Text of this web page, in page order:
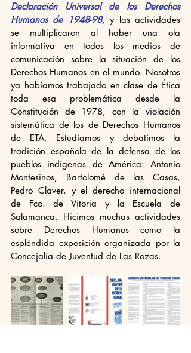
Declaración Universal de los Derechos
Humanos de 1948-98, y las actividades
se multiplicaron al haber una ola
informativa en todos los medios de
comunicación sobre la situación de los
Derechos Humanos en el mundo. Nosotros
ya habíamos trabajado en clase de Ética
toda esa problemática desde la
Constitución de 1978, con la violación
sistemática de los de Derechos Humanos
de ETA. Estudiamos y debatimos la
tradición española de la defensa de los
pueblos indígenas de América: Antonio
Montesinos, Bartolomé de las Casas,
Pedro Claver, y el derecho internacional
de Fco. de Vitoria y la Escuela de
Salamanca. Hicimos muchas actividades
sobre Derechos Humanos como la
espléndida exposición organizada por la
Concejalía de Juventud de Las Rozas.